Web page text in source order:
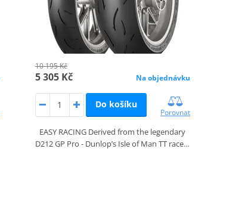
10 195 Kč
5 305 Kč Na objednávku
Do košíku
Porovnat
EASY RACING Derived from the legendary
D212 GP Pro - Dunlop’s Isle of Man TT race…